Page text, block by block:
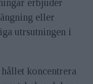
erbjuder
eller
utrsutningen i
koncentrera